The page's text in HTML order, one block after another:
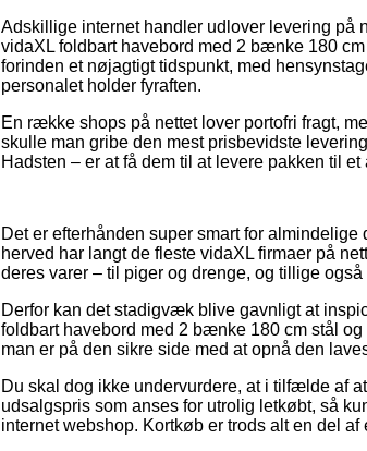
Adskillige internet handler udlover levering på
vidaXL foldbart havebord med 2 bænke 180
forinden et nøjagtigt tidspunkt, med
personalet holder fyraften.
En række shops på nettet lover portofri fragt,
skulle man gribe den mest prisbevidste
Hadsten – er at få dem til at levere pakken til et
Det er efterhånden super smart for
herved har langt de fleste vidaXL firmaer på
deres varer – til piger og drenge, og tillige
Derfor kan det stadigvæk blive gavnligt at
foldbart havebord med 2 bænke 180 cm stål
man er på den sikre side med at opnå den
Du skal dog ikke undervurdere, at i tilfælde af
udsalgspris som anses for utrolig letkøbt, så
internet webshop. Kortkøb er trods alt en del